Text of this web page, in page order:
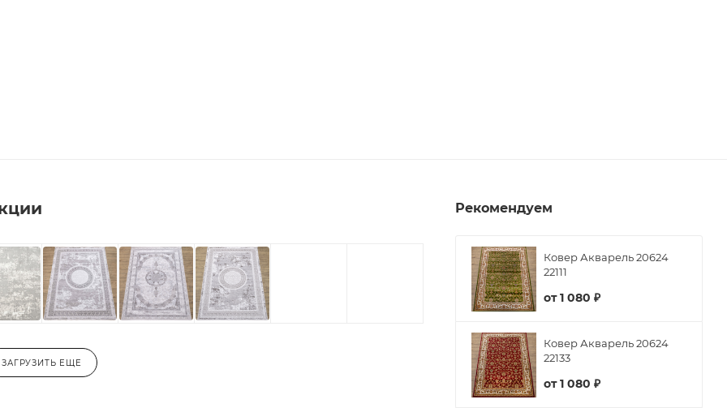
ЗАГРУЗИТЬ ЕЩЕ
Рекомендуем
Ковер Акварель 20624
22111
от1 080 ₽
Ковер Акварель 20624
22133
от1 080 ₽